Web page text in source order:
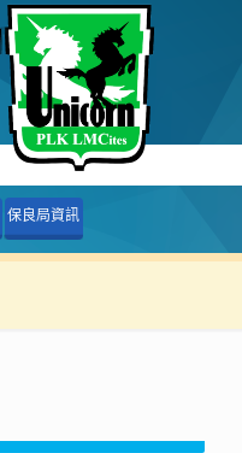
保良局資訊